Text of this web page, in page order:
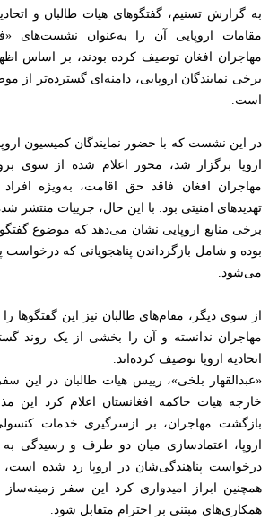
به گزارش تسنیم، گفتگوهای هیات طالبان و
مقامات اروپایی آن را به‌عنوان نشست‌های
مهاجران افغان توصیف کرده بودند، بر اساس
برخی نمایندگان اروپایی، دامنه‌ای گسترده‌تر از
است.
اروپا برگزار شد، محور اعلام شده از سوی
مهاجران افغان فاقد حق اقامت، به‌ویژه
تهدیدهای امنیتی بود. با این حال، جزییات
برخی منابع اروپایی نشان می‌دهد که موضوع
بوده و شامل بازگرداندن پناهجویانی که درخواست
می‌شود.
از سوی دیگر، مقام‌های طالبان نیز این گفتگوها
مهاجران ندانسته و آن را بخشی از یک روند
اتحادیه اروپا توصیف کرده‌اند.
«عبدالقهار بلخی»، رییس هیات طالبان در این
خارجه هیات حاکمه افغانستان اعلام کرد این
بازگشت مهاجران، بر ازسرگیری خدمات
اروپا، اعتمادسازی میان دو طرف و رسیدگی به
درخواست پناهندگی‌شان در اروپا رد شده
همچنین ابراز امیدواری کرد این سفر
همکاری‌های مبتنی بر احترام متقابل شود.